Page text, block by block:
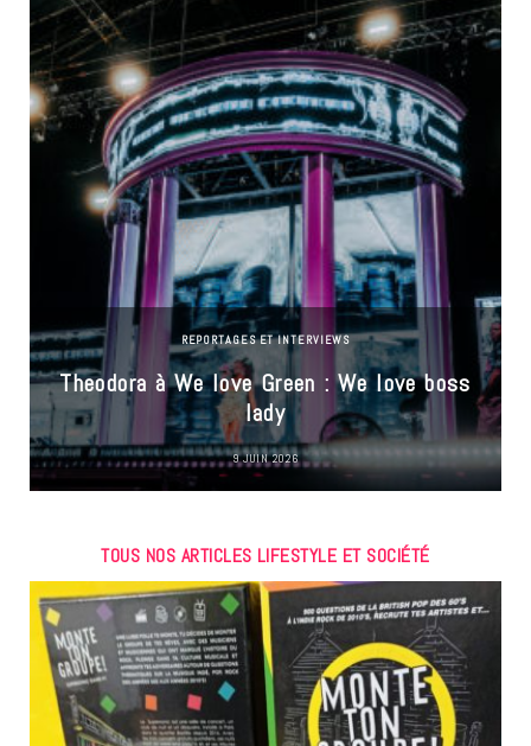
REPORTAGES ET INTERVIEWS
Theodora à We love Green : We love boss
lady
9 JUIN 2026
TOUS NOS ARTICLES LIFESTYLE ET SOCIÉTÉ